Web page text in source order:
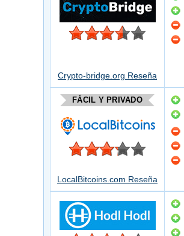
Crypto-bridge.org Reseña
FÁCIL Y PRIVADO
LocalBitcoins.com Reseña